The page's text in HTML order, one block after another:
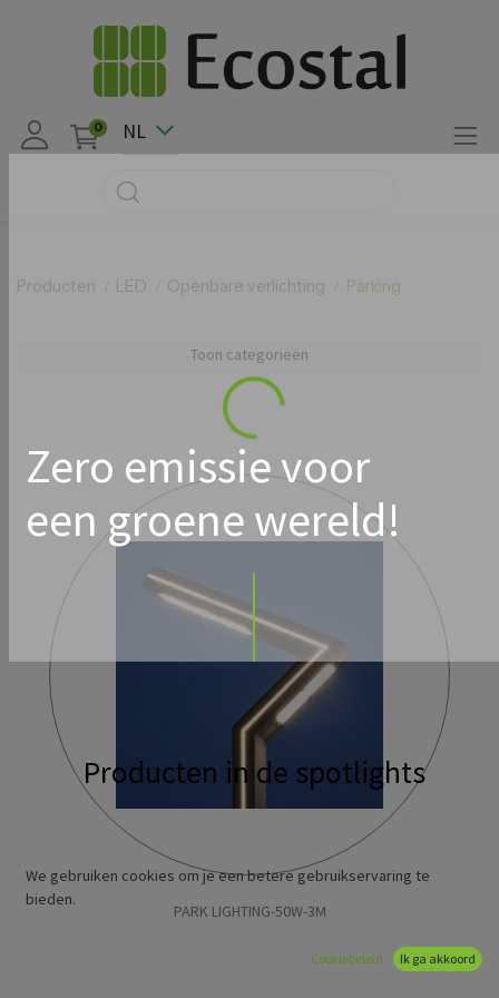
0 NL
Producten LED Openbare verlichting Parking
Toon categorieën
PARK LIGHTING-50W-3M
Loading...
Zero emissie voor
een groene wereld!
Producten in de spotlights
We gebruiken cookies om je een betere gebruikservaring te
bieden.
Cookiebeleid Ik ga akkoord